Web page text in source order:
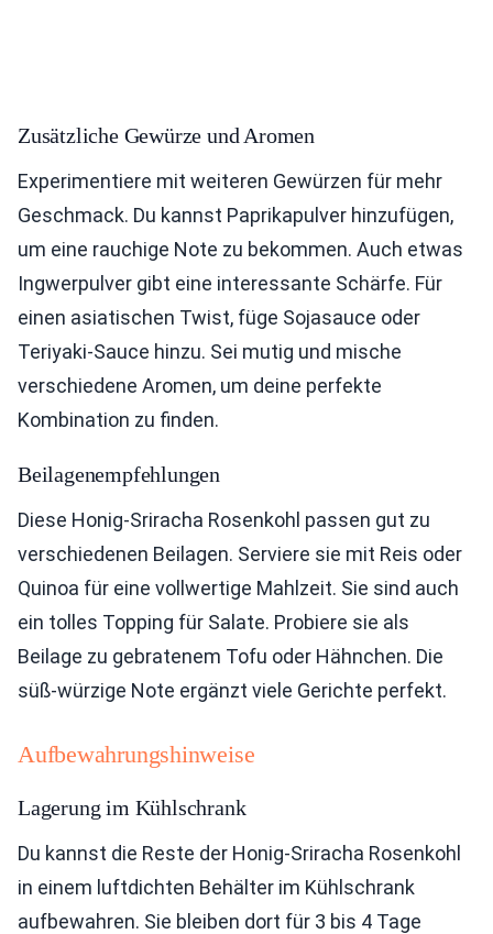
Zusätzliche Gewürze und Aromen
Experimentiere mit weiteren Gewürzen für mehr
Geschmack. Du kannst Paprikapulver hinzufügen,
um eine rauchige Note zu bekommen. Auch etwas
Ingwerpulver gibt eine interessante Schärfe. Für
einen asiatischen Twist, füge Sojasauce oder
Teriyaki-Sauce hinzu. Sei mutig und mische
verschiedene Aromen, um deine perfekte
Kombination zu finden.
Beilagenempfehlungen
Diese Honig-Sriracha Rosenkohl passen gut zu
verschiedenen Beilagen. Serviere sie mit Reis oder
Quinoa für eine vollwertige Mahlzeit. Sie sind auch
ein tolles Topping für Salate. Probiere sie als
Beilage zu gebratenem Tofu oder Hähnchen. Die
süß-würzige Note ergänzt viele Gerichte perfekt.
Aufbewahrungshinweise
Lagerung im Kühlschrank
Du kannst die Reste der Honig-Sriracha Rosenkohl
in einem luftdichten Behälter im Kühlschrank
aufbewahren. Sie bleiben dort für 3 bis 4 Tage